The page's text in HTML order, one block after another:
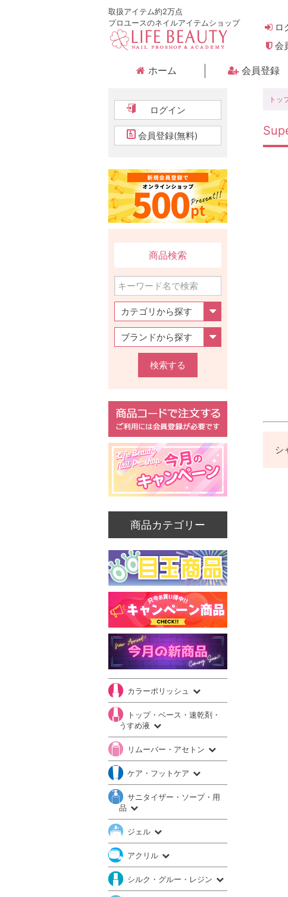
取扱アイテム約2万点
プロユースのネイルアイテムショップ
ロ
会
ホーム 会員登録
トッ
シ
ログイン
会員登録(無料)
商品検索
検索する
商品カテゴリー
カラーポリッシュ
トップ・ベース・速乾剤・
うすめ液
リムーバー・アセトン
ケア・フットケア
サニタイザー・ソープ・用
品
ジェル
アクリル
シルク・グルー・レジン